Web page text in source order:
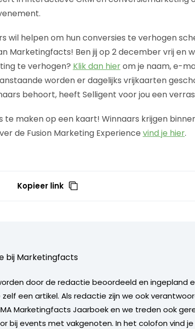
wil helpen om hun conversies te verhogen
Marketingfacts! Ben jij op 2 december vrij en
te verhogen? Klik dan hierom je naam, e-
worden er dagelijks vrijkaarten
behoort, heeft Selligent voor jou een
te maken op een kaart! Winnaars krijgen
de Fusion Marketing Experience vind je hier.
Kopieer link
bij Marketingfacts
door de redactie beoordeeld en ingepland
zelf een artikel. Als redactie zijn we ook
Marketingfacts Jaarboek en we treden ook
bij events met vakgenoten. In het colofon vind je